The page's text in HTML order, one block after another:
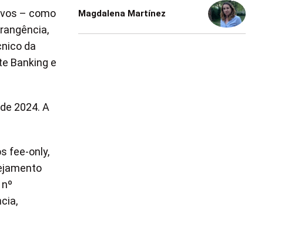
– como
da
Banking e
2024. A
fee-only,
Magdalena Martínez